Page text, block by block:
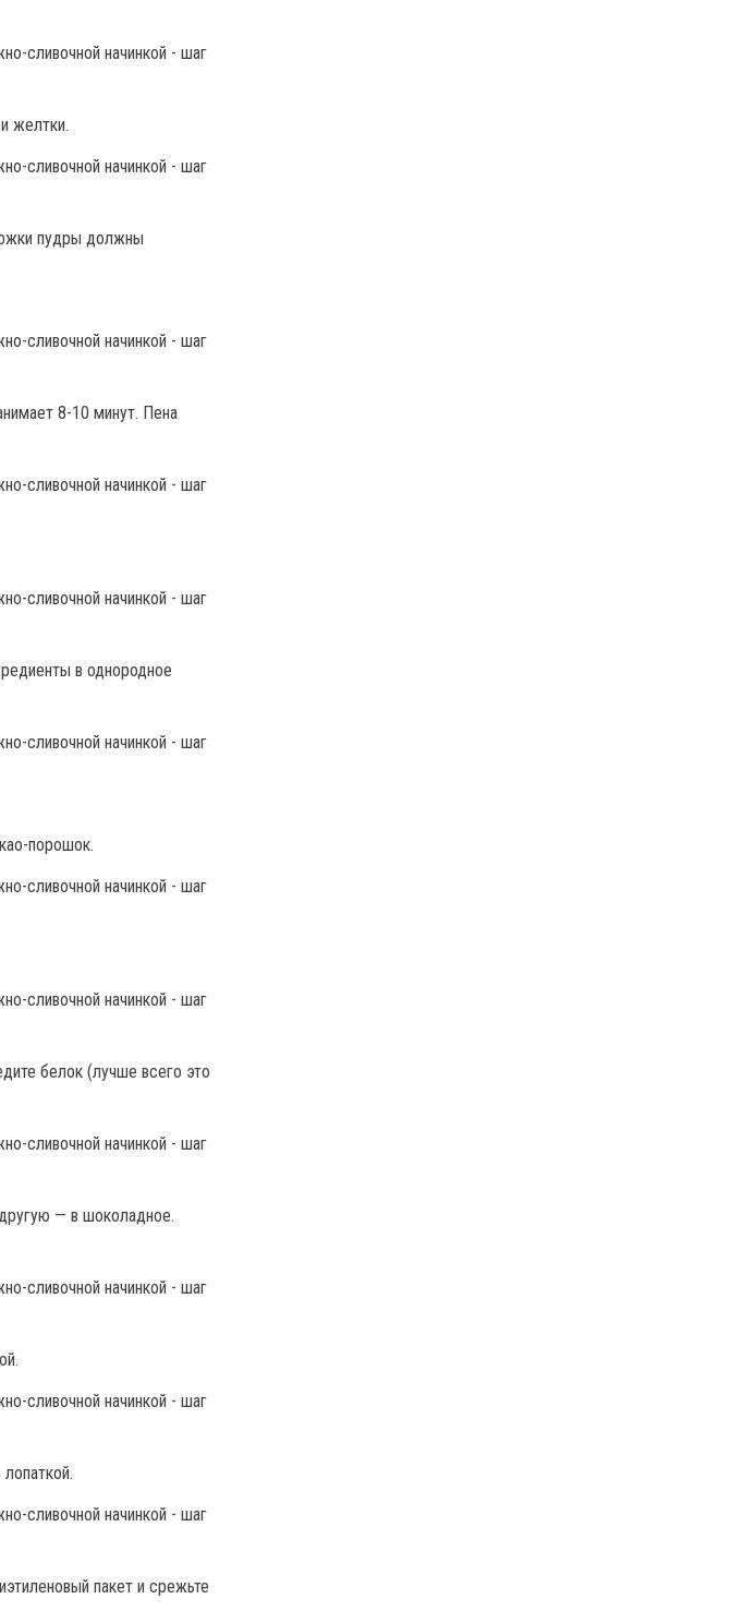
желтки.
пудры должны
8-10 минут. Пена
в однородное
порошок.
белок (лучше всего это
— в шоколадное.
пакет и срежьте